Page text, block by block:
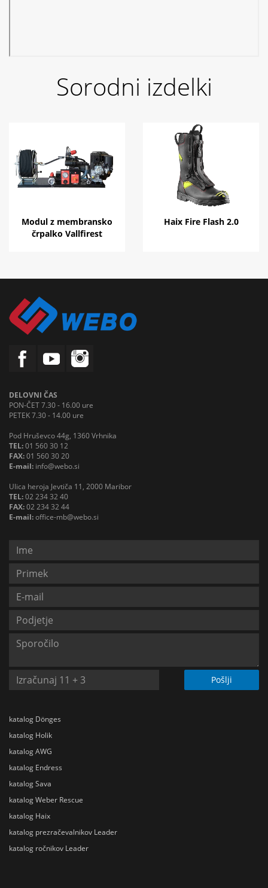
Sorodni izdelki
Modul z membransko
črpalko Vallfirest
Haix Fire Flash 2.0
DELOVNI ČAS
PON-ČET 7.30 - 16.00 ure
PETEK 7.30 - 14.00 ure
Pod Hruševco 44g, 1360 Vrhnika
TEL:01 560 30 12
FAX:01 560 30 20
E-mail: info@webo.si
Ulica heroja Jevtiča 11, 2000 Maribor
TEL:02 234 32 40
FAX:02 234 32 44
E-mail:office-mb@webo.si
Pošlji
katalog Dönges
katalog Holik
katalog AWG
katalog Endress
katalog Sava
katalog Weber Rescue
katalog Haix
katalog prezračevalnikov Leader
katalog ročnikov Leader